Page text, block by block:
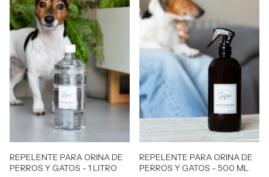
REPELENTE PARA ORINA DE
PERROS Y GATOS - 1 LITRO
REPELENTE PARA ORINA DE
PERROS Y GATOS - 500 ML.